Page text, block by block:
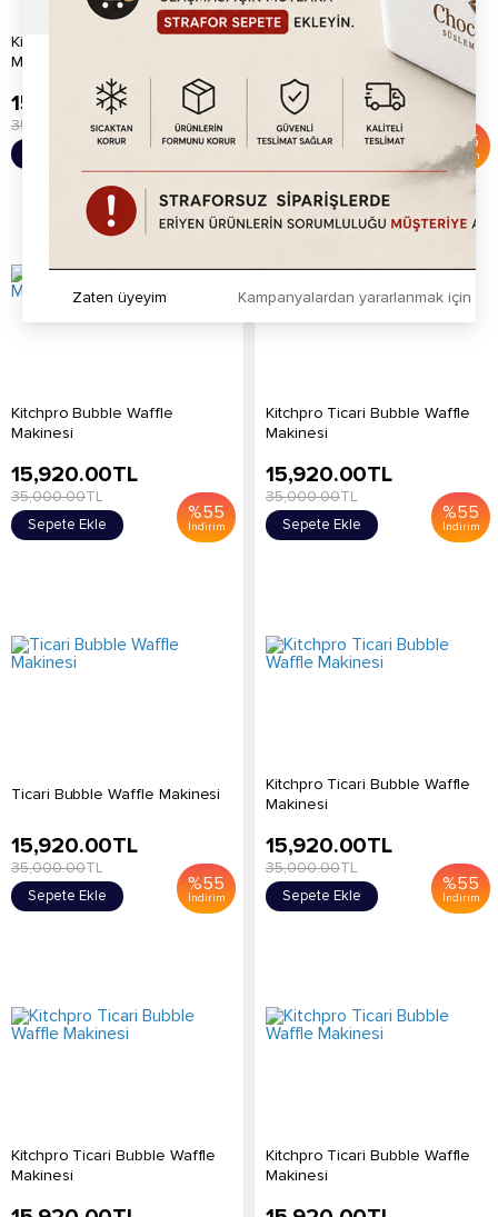
Kitchpro Ticari Bubble Waffle
Makinesi
%55
15,920.00TL
35,000.00 TL
Kitchpro Bubble Waffle
%55
İndirim
15,920.00TL
35,000.00
Sepete Ekle
Kitchpro Bubble Waffle
Makinesi
%55
İndirim
15,920.00TL
35,000.00TL
Sepete Ekle
Kitchpro Ticari Bubble Waffle
Makinesi
%55
İndirim
15,920.00TL
35,000.00TL
Sepete Ekle
Ticari Bubble Waffle Makinesi
%55
İndirim
15,920.00TL
35,000.00TL
Sepete Ekle
Kitchpro Ticari Bubble Waffle
Makinesi
%55
İndirim
15,920.00TL
35,000.00TL
Sepete Ekle
Kitchpro Ticari Bubble Waffle
Makinesi
Kitchpro Ticari Bubble Waffle
Makinesi
Kampanyalardan yararlanmak için
Zaten üyeyim